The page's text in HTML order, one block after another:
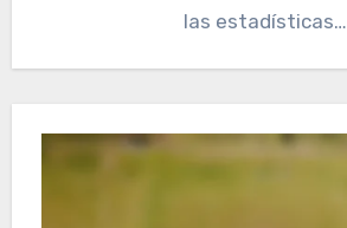
las estadísticas…